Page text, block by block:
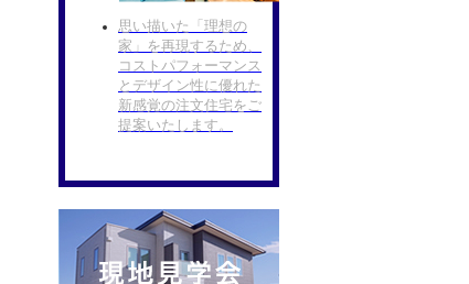
思い描いた「理想の
家」を再現するため、
コストパフォーマンス
とデザイン性に優れた
新感覚の注文住宅をご
提案いたします。